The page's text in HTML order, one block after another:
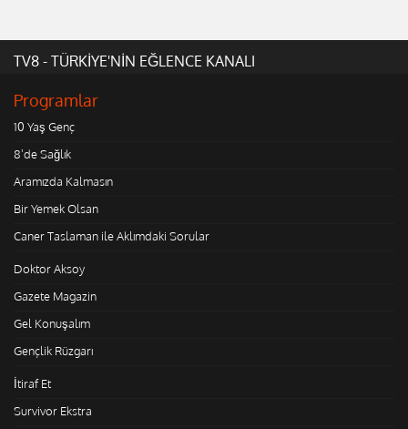
TV8 - TÜRKİYE'NİN EĞLENCE KANALI
Programlar
10 Yaş Genç
8'de Sağlık
Aramızda Kalmasın
Bir Yemek Olsan
Caner Taslaman ile Aklımdaki Sorular
Doktor Aksoy
Gazete Magazin
Gel Konuşalım
Gençlik Rüzgarı
İtiraf Et
Survivor Ekstra